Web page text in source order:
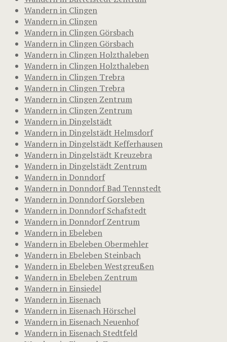
Wandern in Clingen
Wandern in Clingen
Wandern in Clingen Görsbach
Wandern in Clingen Görsbach
Wandern in Clingen Holzthaleben
Wandern in Clingen Holzthaleben
Wandern in Clingen Trebra
Wandern in Clingen Trebra
Wandern in Clingen Zentrum
Wandern in Clingen Zentrum
Wandern in Dingelstädt
Wandern in Dingelstädt Helmsdorf
Wandern in Dingelstädt Kefferhausen
Wandern in Dingelstädt Kreuzebra
Wandern in Dingelstädt Zentrum
Wandern in Donndorf
Wandern in Donndorf Bad Tennstedt
Wandern in Donndorf Gorsleben
Wandern in Donndorf Schafstedt
Wandern in Donndorf Zentrum
Wandern in Ebeleben
Wandern in Ebeleben Obermehler
Wandern in Ebeleben Steinbach
Wandern in Ebeleben Westgreußen
Wandern in Ebeleben Zentrum
Wandern in Einsiedel
Wandern in Eisenach
Wandern in Eisenach Hörschel
Wandern in Eisenach Neuenhof
Wandern in Eisenach Stedtfeld